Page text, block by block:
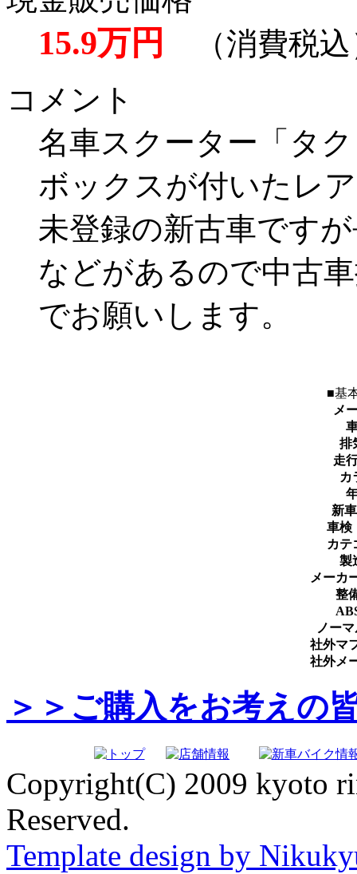
15.9万円
（消費税込
コメント
名車スクーター「タ
ボックスが付いたレ
未登録の新古車です
などがあるので中古
でお願いします。
■基
メ
排
走
カ
新
車検
カテ
製
メーカ
整
ノー
社外マ
社外メ
＞＞ご購入をお考えの
Copyright(C) 2009 kyoto
Reserved.
Template design by